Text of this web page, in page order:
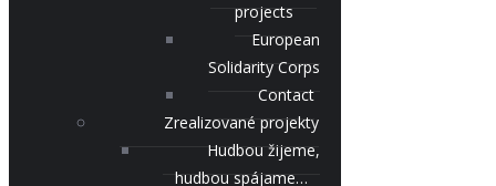
projects
European
Solidarity Corps
Contact
Zrealizované projekty
Hudbou žijeme,
hudbou spájame…